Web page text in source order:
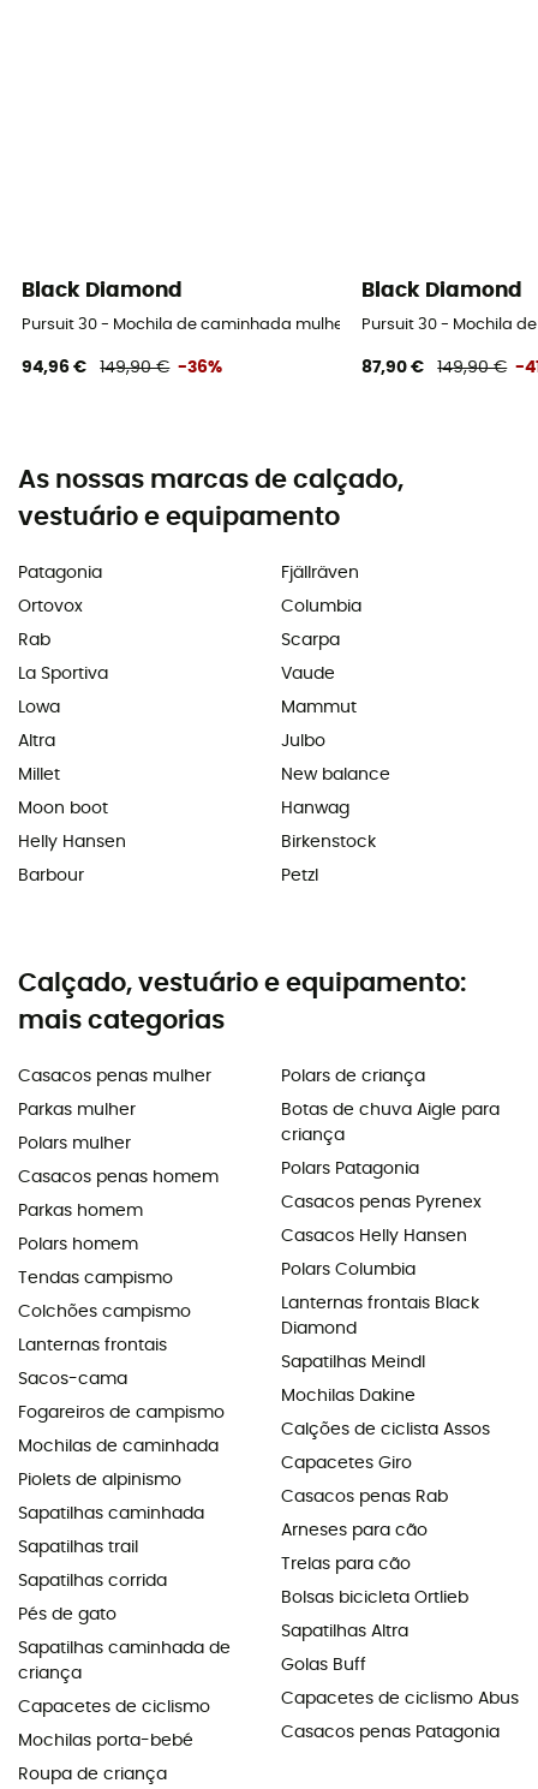
Black Diamond
Pursuit 30 - Mochila de caminhada mulher
94,96 € 149,90 € -36%
Black Diamond
Pursuit 30 - Mochila
87,90 € 149,90 € -
As nossas marcas de calçado,
vestuário e equipamento
Patagonia
Ortovox
Rab
La Sportiva
Lowa
Altra
Millet
Moon boot
Helly Hansen
Barbour
Fjällräven
Columbia
Scarpa
Vaude
Mammut
Julbo
New balance
Hanwag
Birkenstock
Petzl
Calçado, vestuário e equipamento:
mais categorias
Casacos penas mulher
Parkas mulher
Polars mulher
Casacos penas homem
Parkas homem
Polars homem
Tendas campismo
Colchões campismo
Lanternas frontais
Sacos-cama
Fogareiros de campismo
Mochilas de caminhada
Piolets de alpinismo
Sapatilhas caminhada
Sapatilhas trail
Sapatilhas corrida
Pés de gato
Sapatilhas caminhada de
criança
Capacetes de ciclismo
Mochilas porta-bebé
Roupa de criança
Polars de criança
Botas de chuva Aigle para
criança
Polars Patagonia
Casacos penas Pyrenex
Casacos Helly Hansen
Polars Columbia
Lanternas frontais Black
Diamond
Sapatilhas Meindl
Mochilas Dakine
Calções de ciclista Assos
Capacetes Giro
Casacos penas Rab
Arneses para cão
Trelas para cão
Bolsas bicicleta Ortlieb
Sapatilhas Altra
Golas Buff
Capacetes de ciclismo Abus
Casacos penas Patagonia